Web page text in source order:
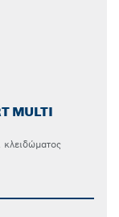
MULTI
κλειδώματος